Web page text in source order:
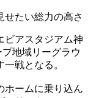
せたい総力の高さ
ビアスタジアム神
地域リーグラウ
戦となる。
ホームに乗り込ん